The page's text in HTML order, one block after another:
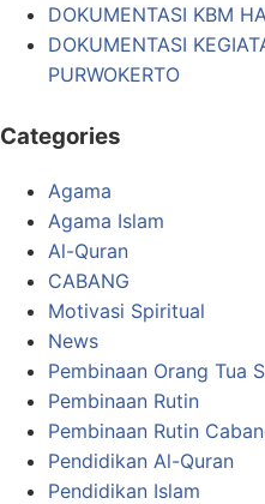
DOKUMENTASI KBM
DOKUMENTASI
PURWOKERTO
Categories
Agama
Agama Islam
Al-Quran
CABANG
Motivasi Spiritual
News
Pembinaan Orang Tua
Pembinaan Rutin
Pembinaan Rutin
Pendidikan Al-Quran
Pendidikan Islam